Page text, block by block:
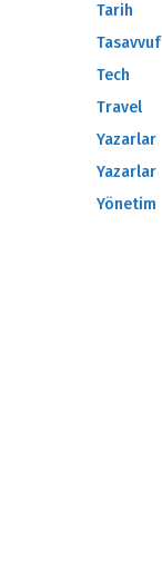
Tarih
Tasavvuf
Tech
Travel
Yazarlar
Yazarlar
Yönetim